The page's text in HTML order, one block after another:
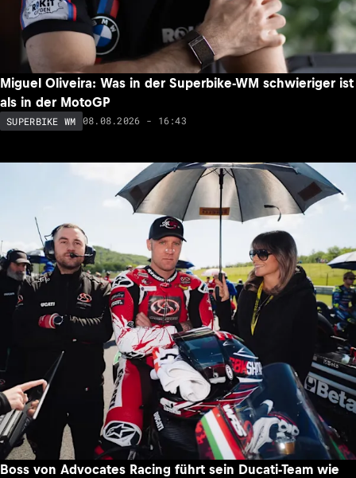
Miguel Oliveira: Was in der Superbike-WM schwieriger ist
als in der MotoGP
SUPERBIKE WM 08.08.2026 - 16:43
Boss von Advocates Racing führt sein Ducati-Team wie